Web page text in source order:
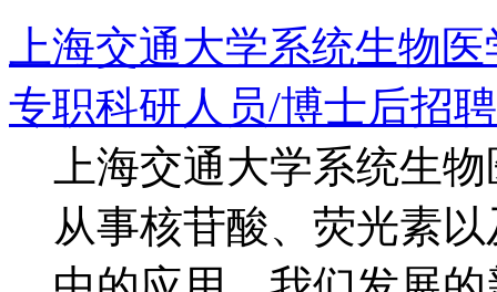
上海交通大学系统生物
专职科研人员/博士后招
上海交通大学系统生
从事核苷酸、荧光素